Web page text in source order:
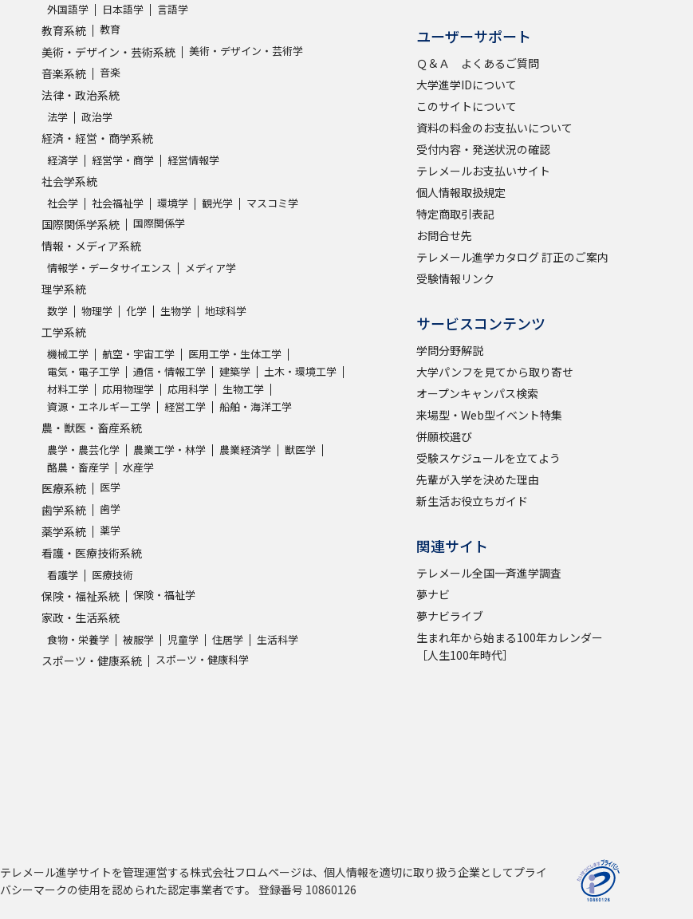
外国語学 日本語学 言語学
教育系統 教育
美術・デザイン・芸術系統 美術・デザイン・芸術学
音楽系統 音楽
法律・政治系統
法学 政治学
経済・経営・商学系統
経済学 経営学・商学 経営情報学
社会学系統
社会学 社会福祉学 環境学 観光学 マスコミ学
国際関係学系統 国際関係学
情報・メディア系統
情報学・データサイエンス メディア学
理学系統
数学 物理学 化学 生物学 地球科学
工学系統
機械工学 航空・宇宙工学
医用工学・生体工学
電気・電子工学
通信・情報工学 建築学
土木・環境工学
材料工学
応用物理学 応用科学
生物工学
資源・エネルギー工学
経営工学 船舶・海洋工学
農・獣医・畜産系統
農学・農芸化学 農業工学・林学 農業経済学
獣医学
酪農・畜産学
水産学
医療系統 医学
歯学系統 歯学
薬学系統 薬学
看護・医療技術系統
看護学 医療技術
保険・福祉系統 保険・福祉学
家政・生活系統
食物・栄養学 被服学 児童学 住居学 生活科学
スポーツ・健康系統 スポーツ・健康科学
ユーザーサポート
Ｑ＆Ａ よくあるご質問
大学進学IDについて
このサイトについて
資料の料金のお支払いについて
受付内容・発送状況の確認
テレメールお支払いサイト
個人情報取扱規定
特定商取引表記
お問合せ先
テレメール進学カタログ 訂正のご案内
受験情報リンク
サービスコンテンツ
学問分野解説
大学パンフを見てから取り寄せ
オープンキャンパス検索
来場型・Web型イベント特集
併願校選び
受験スケジュールを立てよう
先輩が入学を決めた理由
新生活お役立ちガイド
関連サイト
テレメール全国一斉進学調査
夢ナビ
夢ナビライブ
生まれ年から始まる100年カレンダー
［人生100年時代］
テレメール進学サイトを管理運営する株式会社フロムページは、個人情報を適切に取り扱う企業としてプライ
バシーマークの使用を認められた認定事業者です。 登録番号 10860126